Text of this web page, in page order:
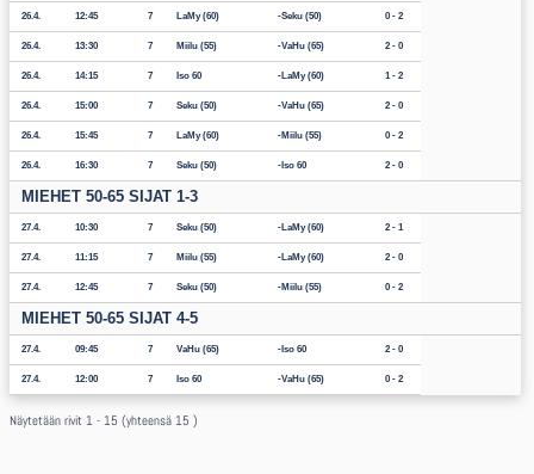
26.4. 12:45 7 LaMy (60) Seku (50) 0 - 2
26.4. 13:30 7 Miilu (55) VaHu (65) 2 - 0
26.4. 14:15 7 Iso 60 LaMy (60) 1 - 2
26.4. 15:00 7 Seku (50) VaHu (65) 2 - 0
26.4. 15:45 7 LaMy (60) Miilu (55) 0 - 2
26.4. 16:30 7 Seku (50) Iso 60 2 - 0
MIEHET 50-65 SIJAT 1-3
27.4. 10:30 7 Seku (50) LaMy (60) 2 - 1
27.4. 11:15 7 Miilu (55) LaMy (60) 2 - 0
27.4. 12:45 7 Seku (50) Miilu (55) 0 - 2
MIEHET 50-65 SIJAT 4-5
27.4. 09:45 7 VaHu (65) Iso 60 2 - 0
27.4. 12:00 7 Iso 60 VaHu (65) 0 - 2
Näytetään rivit 1 - 15 (yhteensä 15 )